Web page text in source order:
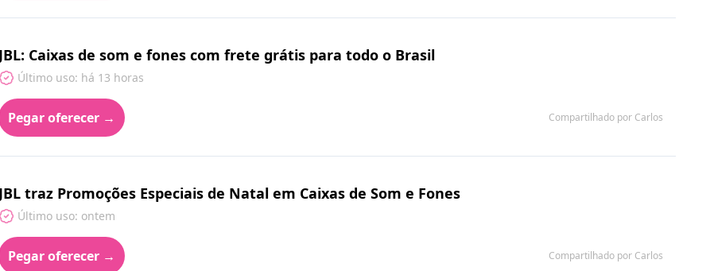
JBL: Caixas de som e fones com frete grátis para todo o Brasil
Último uso: há 13 horas
Pegar oferecer → Compartilhado por Carlos
JBL traz Promoções Especiais de Natal em Caixas de Som e Fones
Último uso: ontem
Pegar oferecer → Compartilhado por Carlos